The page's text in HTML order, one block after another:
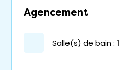
Agencement
salle(s) de bain : 1